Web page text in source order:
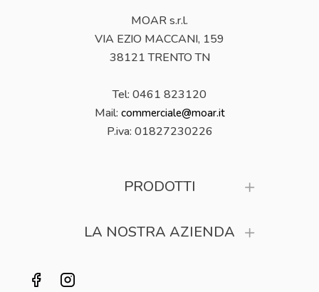
MOAR s.r.l.
VIA EZIO MACCANI, 159
38121 TRENTO TN
Tel: 0461 823120
Mail: commerciale@moar.it
P.iva: 01827230226
PRODOTTI
LA NOSTRA AZIENDA